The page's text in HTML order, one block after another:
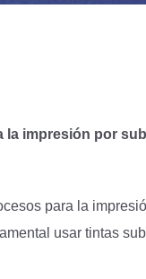
la impresión por
para la
usar tintas